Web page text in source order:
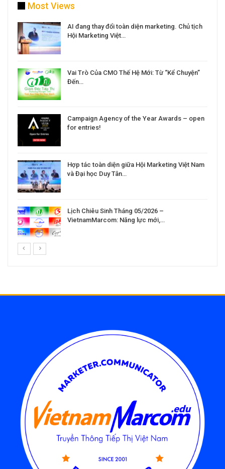
Most Views
AI đang thay đổi toàn diện marketing. Chủ tịch
Hội Marketing Việt…
Vai Trò Của CMO Thế Hệ Mới: Từ “Kể Chuyện”
Đến…
Campaign Agency of the Year Awards – open
for entries!
Hợp tác toàn diện giữa Hội Marketing Việt Nam
và Đại học Duy Tân…
Lịch Chiêu Sinh Tháng 05/2026 –
VietnamMarcom: Năng lực mới,…